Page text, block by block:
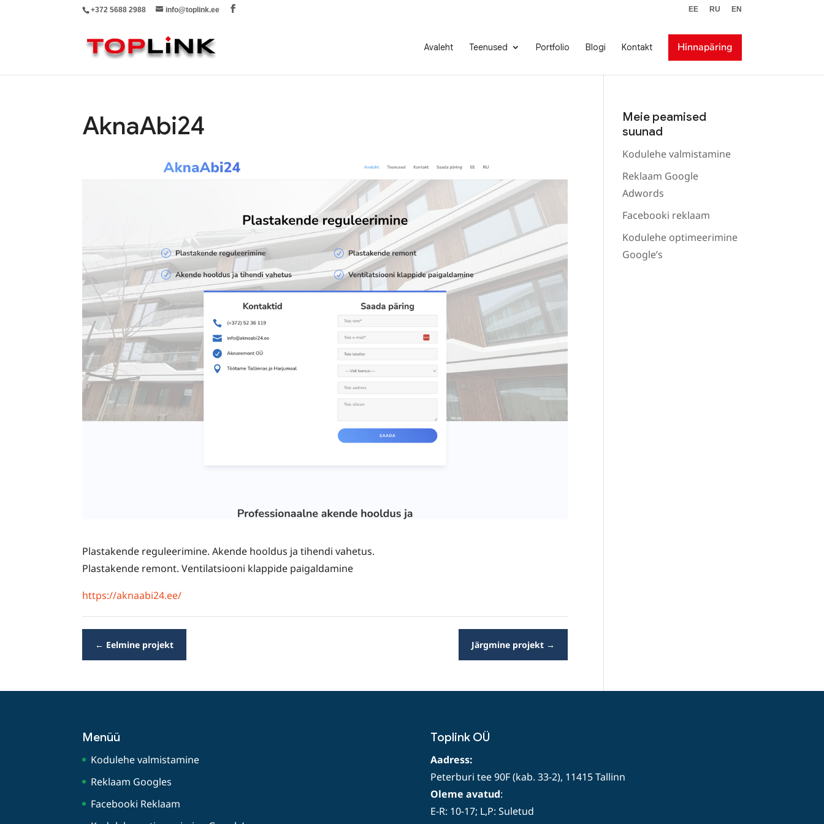
+372 5688 2988 info@toplink.ee EE RU EN
Avaleht Teenused Portfolio Blogi Kontakt Hinnapäring
AknaAbi24
Plastakende reguleerimine. Akende hooldus ja tihendi vahetus.
Plastakende remont. Ventilatsiooni klappide paigaldamine
https://aknaabi24.ee/
← Eelmine projekt Järgmine projekt →
Meie peamised
suunad
Kodulehe valmistamine
Reklaam Google
Adwords
Facebooki reklaam
Kodulehe optimeerimine
Google’s
Menüü
Kodulehe valmistamine
Reklaam Googles
Facebooki Reklaam
Toplink OÜ
Aadress:
Peterburi tee 90F (kab. 33-2), 11415 Tallinn
Oleme avatud:
E-R: 10-17; L,P: Suletud